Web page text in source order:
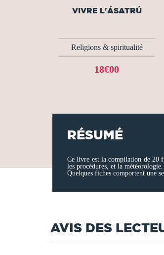
VIVRE L'ÁSATRÚ
Religions & spiritualité
18€00
RÉSUMÉ
Ce livre est la compilation de 20
les procédures, et la
Quelques fiches comportent une
AVIS DES